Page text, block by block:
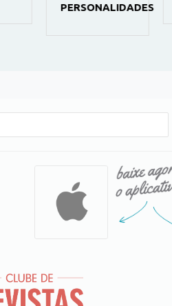
PERSONALIDADES